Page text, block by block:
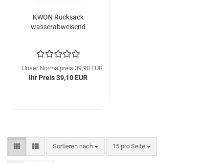
KWON Rucksack
wasserabweisend
Unser Normalpreis 39,90 EUR
Ihr Preis 39,10 EUR
Sortieren nach
Sortieren nach 15 pro Seite
pro Seite